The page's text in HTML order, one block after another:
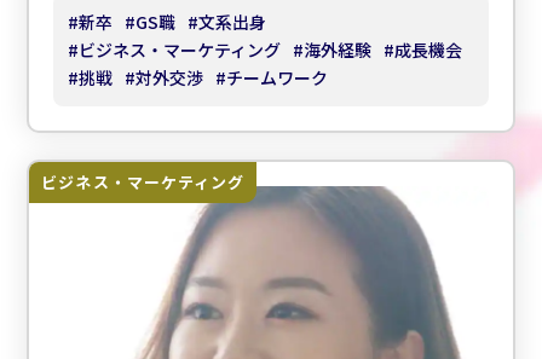
#新卒 #GS職 #文系出身
#ビジネス・マーケティング #海外経験 #成長機会
#挑戦 #対外交渉 #チームワーク
ビジネス・マーケティング